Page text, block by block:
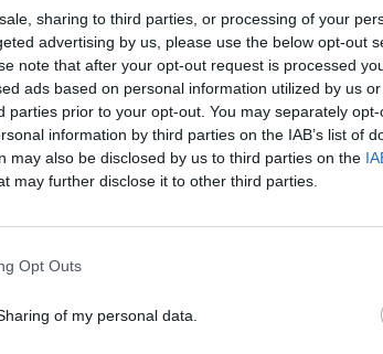
sharing to third parties, or processing of your
advertising by us, please use the below opt-out
note that after your opt-out request is processed
ads based on personal information utilized by us
parties prior to your opt-out. You may separately
information by third parties on the IAB’s list of
may also be disclosed by us to third parties on the
may further disclose it to other third parties.
Opt Outs
of my personal data.
teisėms, Parlamento aikštėje susirinko
„nepaprastąja demonstracija“.
ir „translyčių teisių dabar“, kai